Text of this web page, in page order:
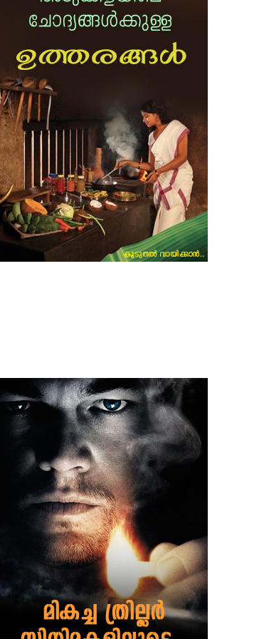
Socialize with us
Conditions